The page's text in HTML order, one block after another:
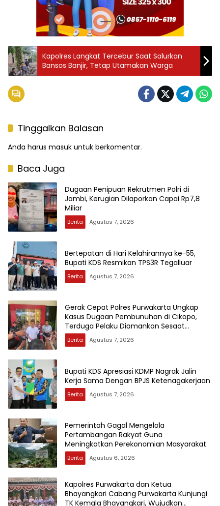
Kapolres Langkat Tercebur Saat Salurkan
Bansos Banjir, Tetap Utamakan Warga
Tinggalkan Balasan
Anda harus masuk untuk berkomentar.
Baca Juga
Dugaan Penipuan Rekrutmen Polri di
Jambi, Kerugian Dilaporkan Capai Rp7,8
Miliar
Berita Agustus 7, 2026
Bertepatan di Hari Kelahirannya ke-55,
Bupati KDS Resmikan TPS3R Tegalluar
Berita Agustus 7, 2026
Gerak Cepat Polres Purwakarta Ungkap
Kasus Dugaan Pembunuhan di Cikopo,
Terduga Pelaku Diamankan Sesaat
Setelah Kejadian
Berita Agustus 7, 2026
Bupati KDS Apresiasi KDMP Nagrak Jalin
Kerja Sama Dengan BPJS Ketenagakerjaan
Berita Agustus 7, 2026
Pemerintah Gagal Mengelola
Pertambangan Rakyat Guna
Meningkatkan Perekonomian Masyarakat
Berita Agustus 6, 2026
Kapolres Purwakarta dan Ketua
Bhayangkari Cabang Purwakarta Kunjungi
TK Kemala Bhayangkari, Wujudkan